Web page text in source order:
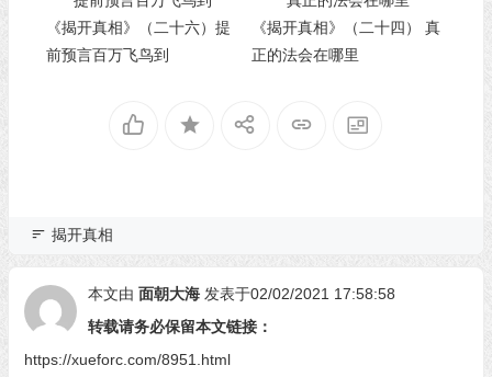
《揭开真相》（二十六）提
前预言百万飞鸟到
《揭开真相》（二十四） 真
正的法会在哪里
揭开真相
本文由 面朝大海 发表于02/02/2021 17:58:58
转载请务必保留本文链接：
https://xueforc.com/8951.html